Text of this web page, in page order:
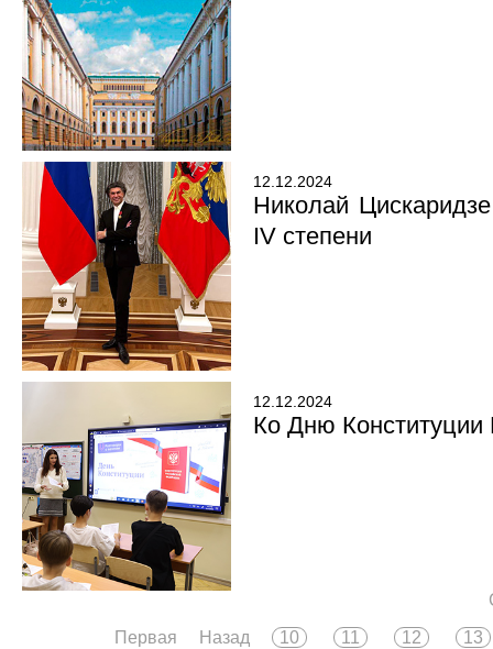
12.12.2024
Николай
IV степени
12.12.2024
Ко Дню
Первая
Назад 10 11 12 13